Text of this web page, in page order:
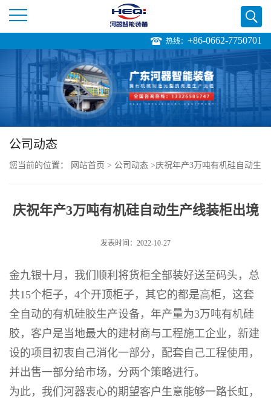
司
首
页
公
公
司
动
热线： +86-0662-7750701
公司动态
您当前的位置： 网站首页 > 公司动态 >庆祝年产3万吨有机硅自动生
庆祝年产3万吨有机硅自动生产线装柜出境
发表时间：2022-10-27
金九银十月，我们顺利将货柜全部装好送至码头，总
共15个柜子，4个开顶柜子，其它的都是高柜，这套
全自动的有机硅胶生产设备，年产量为3万吨有机硅
胶，客户是当地最大的建材商与工程施工企业，新建
设的项目初衷自己消化一部分，配套自己工程使用，
并出售一部分给市场，分两个策略进行。
为此，我们河器衷心的期望客户生意能够一路长虹，